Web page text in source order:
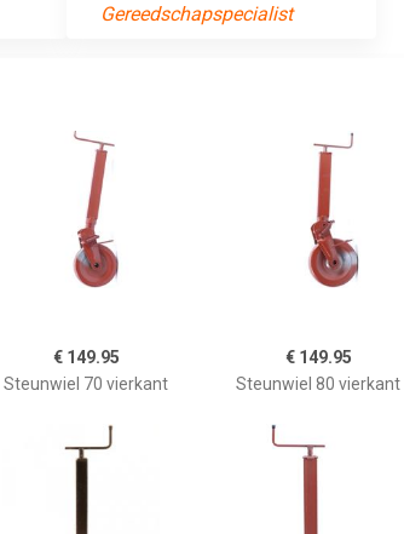
Gereedschapspecialist
€ 149.95
Steunwiel 70 vierkant
€ 149.95
Steunwiel 80 vierkant